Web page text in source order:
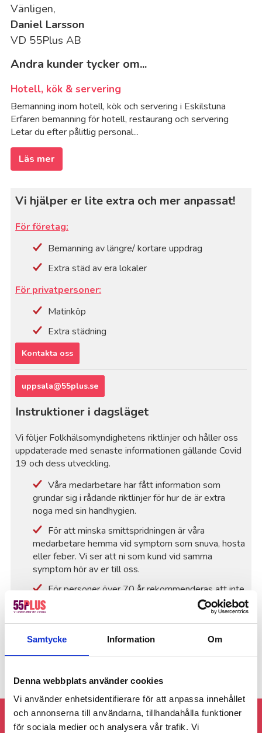
Samtycke Information Om
Denna webbplats använder cookies
Vi använder enhetsidentifierare för att anpassa innehållet
och annonserna till användarna, tillhandahålla funktioner
för sociala medier och analysera vår trafik. Vi
Vänligen,
Daniel Larsson
VD 55Plus AB
Andra kunder tycker om...
Hotell, kök & servering
Bemanning inom hotell, kök och servering i Eskilstuna
Erfaren bemanning för hotell, restaurang och servering
Letar du efter pålitlig personal...
Läs mer
Vi hjälper er lite extra och mer anpassat!
För företag:
Bemanning av längre/ kortare uppdrag
Extra städ av era lokaler
För privatpersoner:
Matinköp
Extra städning
Kontakta oss
uppsala@55plus.se
Instruktioner i dagsläget
Vi följer Folkhälsomyndighetens riktlinjer och håller oss
uppdaterade med senaste informationen gällande Covid
19 och dess utveckling.
Våra medarbetare har fått information som
grundar sig i rådande riktlinjer för hur de är extra
noga med sin handhygien.
För att minska smittspridningen är våra
medarbetare hemma vid symptom som snuva, hosta
eller feber. Vi ser att ni som kund vid samma
symptom hör av er till oss.
För personer över 70 år rekommenderas att inte
utsätta sig för stora folksamlingar, eller platser där
det är mycket folk, som på bussar, mataffärer och
lokaler där det vistas många människor samtidigt.
Följ gärna 55Plus Eskilstuna på sociala